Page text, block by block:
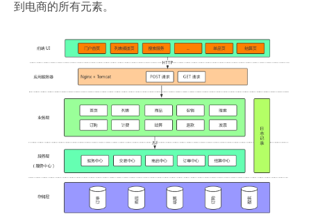
到电商的所有元素。